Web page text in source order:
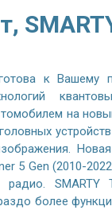
к
на
5 Gen (2010-
радио.
более